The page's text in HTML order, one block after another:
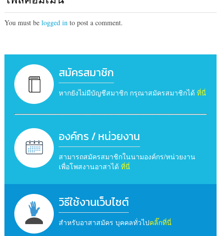
You must be logged into post a comment.
สมัครสมาชิก
หากยังไม่มีบัญชีสมาชิก กรุณาสมัครสมาชิกได้ ที่นี่
องค์กร / หน่วยงาน
สามารถสมัครสมาชิกในนามองค์กร/หน่วยงาน
เพื่อโพสงานอาสาได้ ที่นี่
วิธีใช้งานเว็บไซต์
สำหรับอาสาสมัคร บุคคลทั่วไปคลิ๊กที่นี่